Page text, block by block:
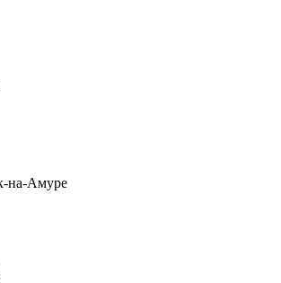
на-Амуре